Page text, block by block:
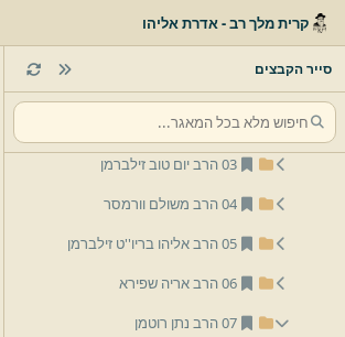
קרית מלך רב - אדרת אליהו
סייר הקבצים
לפי שם
02 הרב אליהו זילברמן
03 הרב יום טוב זילברמן
04 הרב משולם וורמסר
05 הרב אליהו בריו''ט זילברמן
06 הרב אריה שפירא
07 הרב נתן רוטמן